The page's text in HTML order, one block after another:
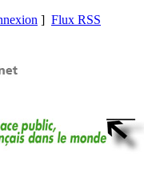
] Flux RSS